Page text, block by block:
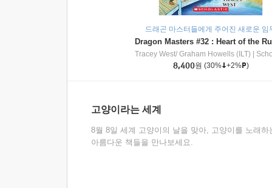
드래곤 마스터들에게 주어진 새로운 임
Tracey West/ Graham Howells (ILT)
8,400원 (30% +2% )
고양이라는 세계
8월 8일 세계 고양이의 날을 맞아, 고양이를 노래하
아름다운 책들을 만나보세요.